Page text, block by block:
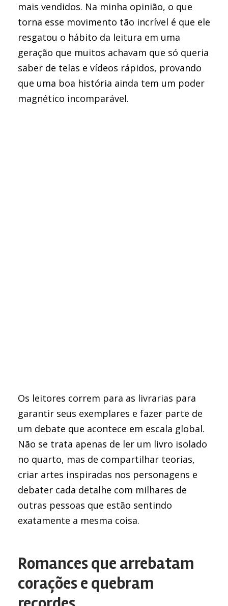
mais vendidos. Na minha opinião, o que
torna esse movimento tão incrível é que ele
resgatou o hábito da leitura em uma
geração que muitos achavam que só queria
saber de telas e vídeos rápidos, provando
que uma boa história ainda tem um poder
magnético incomparável.
Os leitores correm para as livrarias para
garantir seus exemplares e fazer parte de
um debate que acontece em escala global.
Não se trata apenas de ler um livro isolado
no quarto, mas de compartilhar teorias,
criar artes inspiradas nos personagens e
debater cada detalhe com milhares de
outras pessoas que estão sentindo
exatamente a mesma coisa.
Romances que arrebatam
corações e quebram